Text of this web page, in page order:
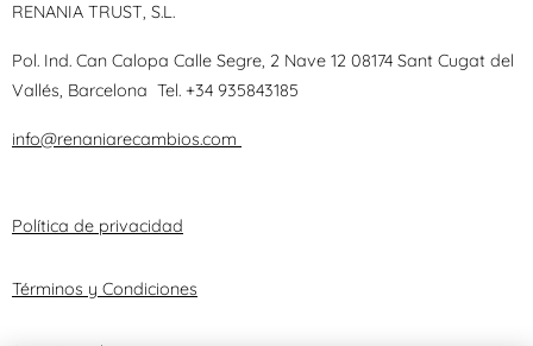
RENANIA TRUST, S.L.
Pol. Ind. Can Calopa Calle Segre, 2 Nave 12 08174 Sant Cugat del
Vallés, Barcelona Tel. +34 935843185
info@renaniarecambios.com
Política de privacidad
Términos y Condiciones